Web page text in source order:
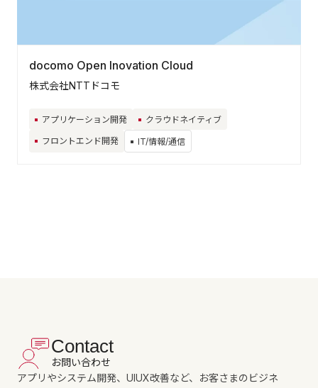
docomo Open Inovation Cloud
株式会社NTTドコモ
アプリケーション開発
クラウドネイティブ
フロントエンド開発
IT/情報/通信
Contact
お問い合わせ
アプリやシステム開発、UIUX改善など、お客さまのビジネ